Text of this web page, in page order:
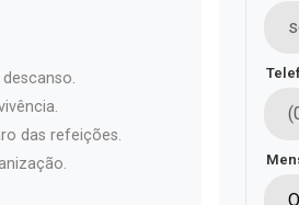
das refeições.